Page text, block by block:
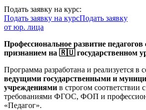
Подать заявку на курс:
Подать заявку на курсПодать заявку
от юр. лица
Профессиональное развитие
признанием на 🇷🇺 государственном
Программа разработана и реализуется в
ведущими государственными и
учреждениями в строгом соответствии
требованиями ФГОС, ФОП и
«Педагог».